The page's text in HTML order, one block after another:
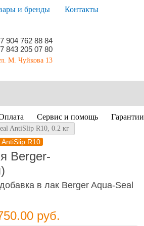
и бренды Контакты
904 762 88 84
843 205 07 80
М. Чуйкова 13
Сервис и помощь Гарантии
AntiSlip R10, 0.2 кг
R10
Berger-
в лак Berger Aqua-Seal
руб.